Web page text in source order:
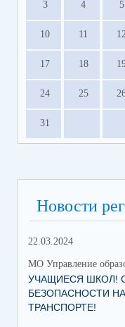
3 4 5
10 11
17 18
24 25
31
Новости
22.03.2024
МО Управление
УЧАЩИЕСЯ ШКОЛ!
БЕЗОПАСНОСТИ
ТРАНСПОРТЕ!